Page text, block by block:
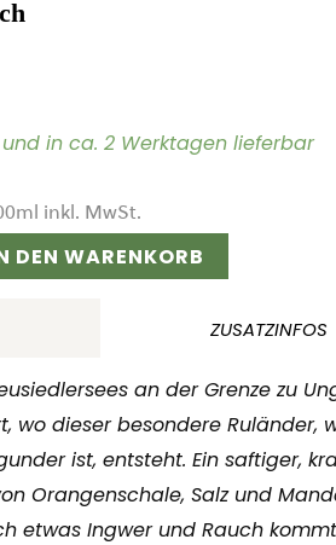
in ca. 2 Werktagen lieferbar
ml inkl. MwSt.
DEN WARENKORB
ZUSATZINFOS
an der Grenze zu
wo dieser besondere Ruländer,
ist, entsteht. Ein saftiger,
Orangenschale, Salz und
etwas Ingwer und Rauch